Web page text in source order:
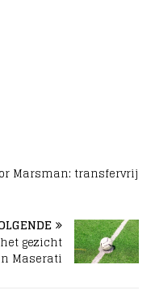
Marsman: transfervrij
gezicht
Maserati